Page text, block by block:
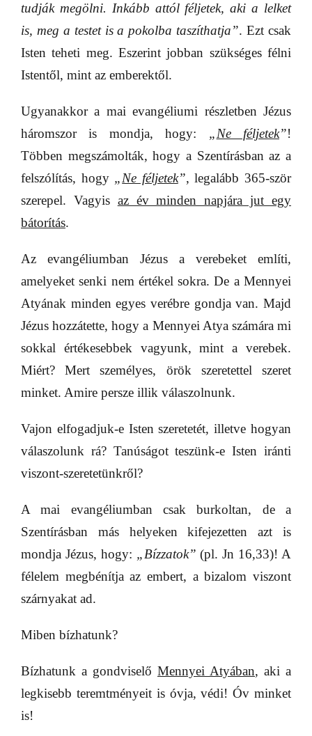
tudják megölni. Inkább attól féljetek, aki a lelket
is, meg a testet is a pokolba taszíthatja”. Ezt csak
Isten teheti meg. Eszerint jobban szükséges félni
Istentől, mint az emberektől.
Ugyanakkor a mai evangéliumi részletben Jézus
háromszor is mondja, hogy: „Ne féljetek”!
Többen megszámolták, hogy a Szentírásban az a
felszólítás, hogy „Ne féljetek”, legalább 365-ször
szerepel. Vagyis az év minden napjára jut egy
bátorítás.
Az evangéliumban Jézus a verebeket említi,
amelyeket senki nem értékel sokra. De a Mennyei
Atyának minden egyes verébre gondja van. Majd
Jézus hozzátette, hogy a Mennyei Atya számára mi
sokkal értékesebbek vagyunk, mint a verebek.
Miért? Mert személyes, örök szeretettel szeret
minket. Amire persze illik válaszolnunk.
Vajon elfogadjuk-e Isten szeretetét, illetve hogyan
válaszolunk rá? Tanúságot teszünk-e Isten iránti
viszont-szeretetünkről?
A mai evangéliumban csak burkoltan, de a
Szentírásban más helyeken kifejezetten azt is
mondja Jézus, hogy: „Bízzatok”(pl. Jn 16,33)! A
félelem megbénítja az embert, a bizalom viszont
szárnyakat ad.
Miben bízhatunk?
Bízhatunk a gondviselő Mennyei Atyában, aki a
legkisebb teremtményeit is óvja, védi! Óv minket
is!